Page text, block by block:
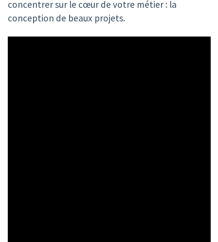
concentrer sur le cœur de votre métier : la
conception de beaux projets.